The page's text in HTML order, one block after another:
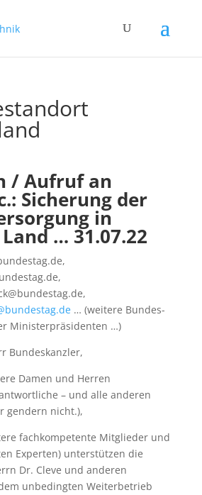
/ Aufruf an
Sicherung der
in
… 31.07.22
… (weitere Bundes-
Ministerpräsidenten …)
Bundeskanzler,
Damen und Herren
– und alle anderen
gendern nicht.),
fachkompetente Mitglieder und
Experten) unterstützen die
Dr. Cleve und anderen
unbedingten Weiterbetrieb